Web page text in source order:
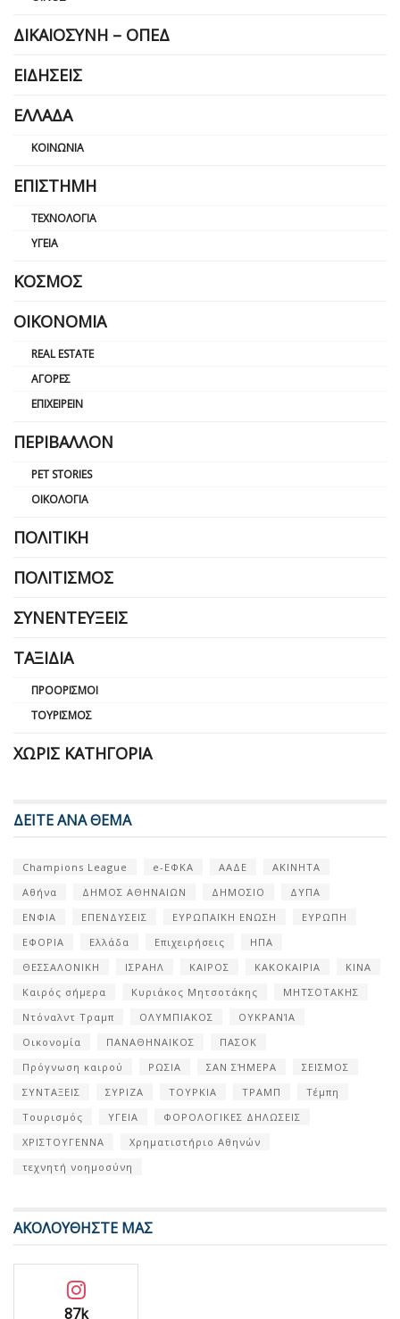
ΔΙΚΑΙΟΣΎΝΗ – ΟΠΕΔ
ΕΙΔΉΣΕΙΣ
ΕΛΛΆΔΑ
ΚΟΙΝΩΝΊΑ
ΕΠΙΣΤΉΜΗ
ΤΕΧΝΟΛΟΓΊΑ
ΥΓΕΊΑ
ΚΌΣΜΟΣ
ΟΙΚΟΝΟΜΊΑ
REAL ESTATE
ΑΓΟΡΈΣ
ΕΠΙΧΕΙΡΕΊΝ
ΠΕΡΙΒΆΛΛΟΝ
PET STORIES
ΟΙΚΟΛΟΓΊΑ
ΠΟΛΙΤΙΚΉ
ΠΟΛΙΤΙΣΜΌΣ
ΣΥΝΕΝΤΕΎΞΕΙΣ
ΤΑΞΊΔΙΑ
ΠΡΟΟΡΙΣΜΟΊ
ΤΟΥΡΙΣΜΌΣ
ΧΩΡΊΣ ΚΑΤΗΓΟΡΊΑ
ΔΕΙΤΕ ΑΝΑ ΘΕΜΑ
Champions League e-ΕΦΚΑ ΑΑΔΕ
ΑΚΙΝΗΤΑ
Αθήνα
ΔΗΜΟΣ ΑΘΗΝΑΙΩΝ ΔΗΜΟΣΙΟ
ΔΥΠΑ
ΕΝΦΙΑ
ΕΠΕΝΔΥΣΕΙΣ ΕΥΡΩΠΑΪΚΗ ΕΝΩΣΗ
ΕΥΡΩΠΗ
ΕΦΟΡΙΑ
Ελλάδα Επιχειρήσεις
ΗΠΑ
ΘΕΣΣΑΛΟΝΙΚΗ
ΙΣΡΑΗΛ ΚΑΙΡΟΣ ΚΑΚΟΚΑΙΡΙΑ
ΚΙΝΑ
Καιρός σήμερα
Κυριάκος Μητσοτάκης
ΜΗΤΣΟΤΑΚΗΣ
Ντόναλντ Τραμπ
ΟΛΥΜΠΙΑΚΟΣ
ΟΥΚΡΑΝΊΑ
Οικονομία
ΠΑΝΑΘΗΝΑΙΚΟΣ
ΠΑΣΟΚ
Πρόγνωση καιρού
ΡΩΣΙΑ ΣΑΝ ΣΉΜΕΡΑ
ΣΕΙΣΜΟΣ
ΣΥΝΤΑΞΕΙΣ
ΣΥΡΙΖΑ ΤΟΥΡΚΙΑ ΤΡΑΜΠ
Τέμπη
Τουρισμός
ΥΓΕΙΑ
ΦΟΡΟΛΟΓΙΚΕΣ ΔΗΛΩΣΕΙΣ
ΧΡΙΣΤΟΥΓΕΝΝΑ
Χρηματιστήριο Αθηνών
τεχνητή νοημοσύνη
ΑΚΟΛΟΥΘΗΣΤΕ ΜΑΣ
87k